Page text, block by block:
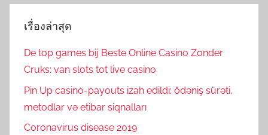
เรื่องล่าสุด
De top games bij Beste Online Casino Zonder
Cruks: van slots tot live casino
Pin Up casino-payouts izah edildi: ödəniş sürəti,
metodlar və etibar siqnalları
Coronavirus disease 2019